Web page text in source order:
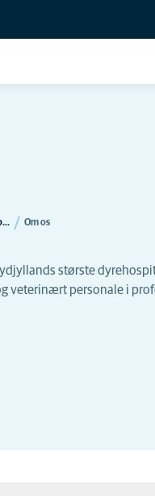
AniCura Varde Dyrehospital og skadestue Om os
største
veterinært personale i